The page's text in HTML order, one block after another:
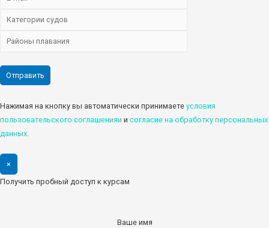
Нажимая на кнопку вы автоматически принимаете условия
пользовательского соглашенияи и cогласие на обработку персональных
данных.
×
Получить пробный доступ к курсам
Ваше имя